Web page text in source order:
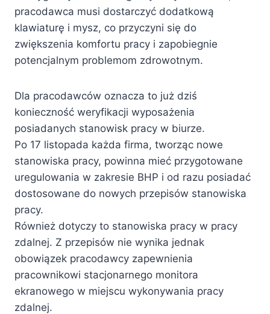
pracodawca musi dostarczyć dodatkową
klawiaturę i mysz, co przyczyni się do
zwiększenia komfortu pracy i zapobiegnie
potencjalnym problemom zdrowotnym.
Dla pracodawców oznacza to już dziś
konieczność weryfikacji wyposażenia
posiadanych stanowisk pracy w biurze.
Po 17 listopada każda firma, tworząc nowe
stanowiska pracy, powinna mieć przygotowane
uregulowania w zakresie BHP i od razu posiadać
dostosowane do nowych przepisów stanowiska
pracy.
Również dotyczy to stanowiska pracy w pracy
zdalnej. Z przepisów nie wynika jednak
obowiązek pracodawcy zapewnienia
pracownikowi stacjonarnego monitora
ekranowego w miejscu wykonywania pracy
zdalnej.